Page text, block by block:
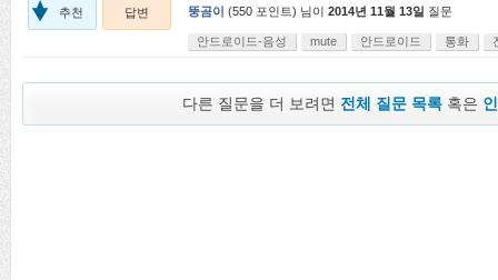
추천 답변 뚱곰이 (550 포인트) 님이 2014년 11월 13일 질문
안드로이드-음성 mute 안드로이드 통화
다른 질문을 더 보려면 전체 질문 목록 혹은